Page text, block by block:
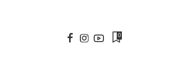
0